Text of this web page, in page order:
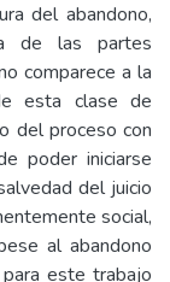
del abandono,
de las partes
comparece a la
esta clase de
del proceso con
poder iniciarse
del juicio
social,
al abandono
este trabajo